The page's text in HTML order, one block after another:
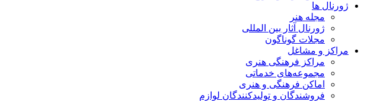
ژورنال ها
مجله هنر
ژورنال آثار بین المللی
مجلات گوناگون
مراکز و مشاغل
مراکز فرهنگی هنری
مجموعه‌های خدماتی
اماکن فرهنگی و هنری
فروشندگان و تولیدکنندگان لوازم